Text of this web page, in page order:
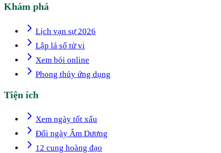
Khám phá
Lịch vạn sự 2026
Lập lá số tử vi
Xem bói online
Phong thủy ứng dụng
Tiện ích
Xem ngày tốt xấu
Đổi ngày Âm Dương
12 cung hoàng đạo